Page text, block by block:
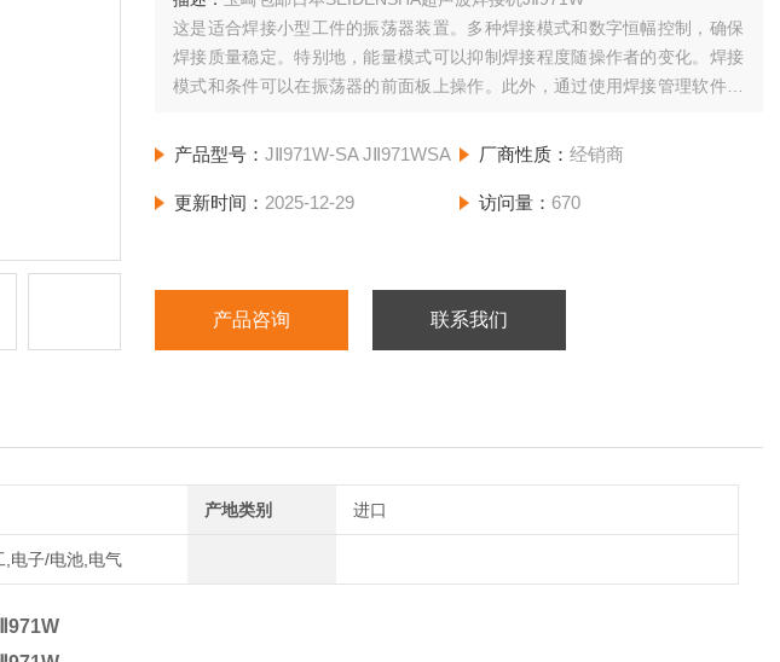
这是适合焊接小型工件的振荡器装置。多种焊接模式和数字恒幅控制，确保
焊接质量稳定。特别地，能量模式可以抑制焊接程度随操作者的变化。焊接
模式和条件可以在振荡器的前面板上操作。此外，通过使用焊接管理软件，
成型产品的传输焊接、片材和无纺布的直接焊接、嵌件、点焊、穿孔和浇口
产品型号：JⅡ971W-SA JⅡ971WSA 厂商性质： 经销商
更新时间： 2025-12-29 访问量： 670
产品咨询 联系我们
产地类别 进口
,电子/电池,电气